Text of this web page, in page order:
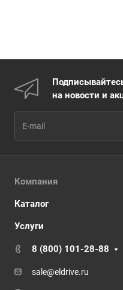
на новости и
Компания
Каталог
Услуги
8 (800) 101-28-88
sale@eldrive.ru